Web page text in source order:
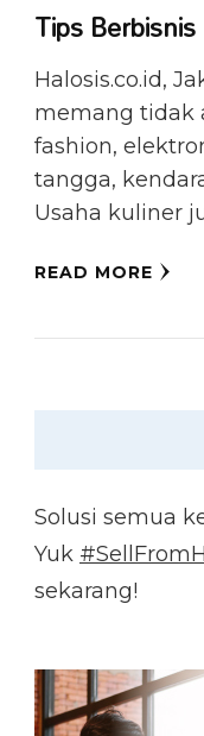
Tips
Halosis.co.id,
memang tidak
fashion,
tangga,
Usaha kuliner
READ MORE
Solusi semua
Yuk
sekarang!